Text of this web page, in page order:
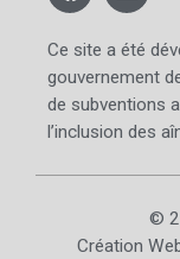
Ce site a été
gouvernement
de subventions
l’inclusion des
©
Création